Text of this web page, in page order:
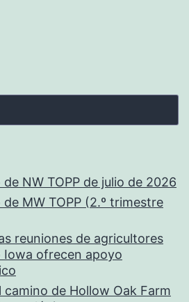
NW TOPP de julio de 2026
MW TOPP (2.º trimestre
reuniones de agricultores
ofrecen apoyo
camino de Hollow Oak Farm